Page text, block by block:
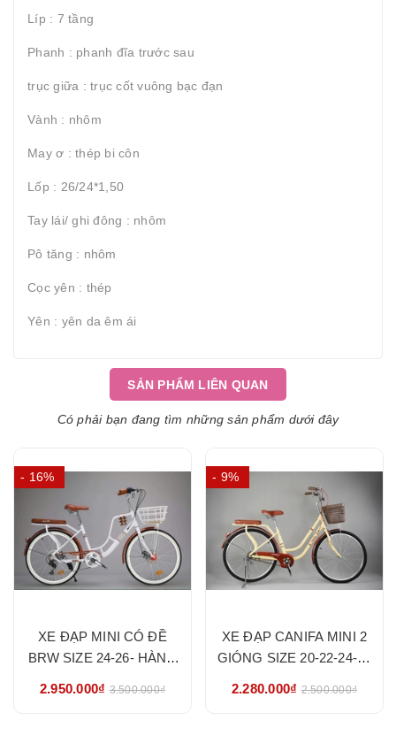
Líp : 7 tầng
Phanh : phanh đĩa trước sau
trục giữa : trục cốt vuông bạc đạn
Vành : nhôm
May ơ : thép bi côn
Lốp : 26/24*1,50
Tay lái/ ghi đông : nhôm
Pô tăng : nhôm
Cọc yên : thép
Yên : yên da êm ái
SẢN PHẨM LIÊN QUAN
Có phải bạn đang tìm những sản phẩm dưới đây
- 16%
XE ĐẠP MINI CÓ ĐỀ
BRW SIZE 24-26- HÀNG
2.950.000₫ 3.500.000₫
- 9%
XE ĐẠP CANIFA MINI 2
GIÓNG SIZE 20-22-24-26
2.280.000₫ 2.500.000₫